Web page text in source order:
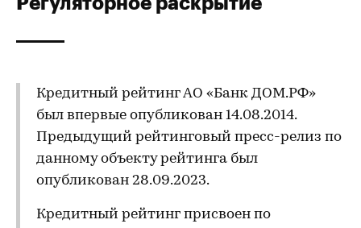
Кредитный рейтинг АО «Банк ДОМ.РФ»
был впервые опубликован 14.08.2014.
Предыдущий рейтинговый пресс-релиз по
данному объекту рейтинга был
опубликован 28.09.2023.
Кредитный рейтинг присвоен по